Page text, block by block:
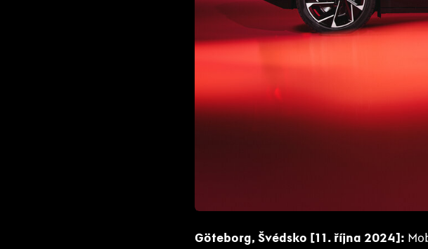
Göteborg, Švédsko [11. října 2024]: